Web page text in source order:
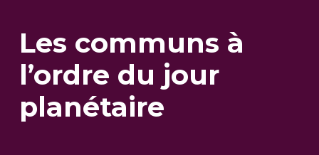
Les communs à
l’ordre du jour
planétaire